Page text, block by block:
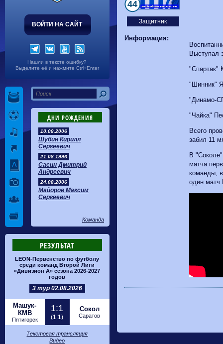
ВОЙТИ НА САЙТ
Нашли в тексте ошибку?
Выделите её и нажмите Ctrl+Enter
ДНИ РОЖДЕНИЯ
10.08.2006
Шубин Кирилл
Сергеевич
21.08.1996
Сасин Дмитрий
Андреевич
24.08.2006
Майоров Максим
Сергеевич
Команда
РЕЗУЛЬТАТ
LEON-Первенство по футболу
среди команд Второй Лиги
«Дивизион А» сезона 2026-2027
годов
3 тур 02.08.2026
Машук-
КМВ
Пятигорск
1:1
(1:1)
Сокол
Саратов
Текстовая трансляция
Видео
Защитник
44
Информация:
Выступал
"Спартак"
"Шинник"
"Динамо-
"Чайка"
Всего
забил 11
В
матча
команды,
один матч
Калуга
0-1 Сибирь